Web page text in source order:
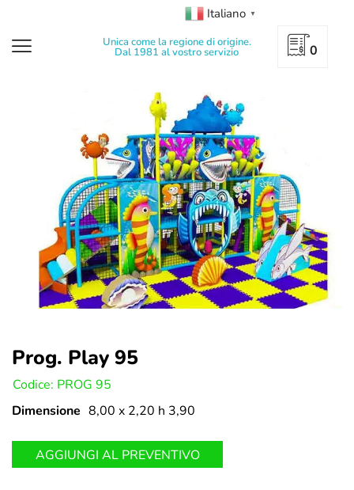
Italiano ▼
Unica come la regione di origine.
Dal 1981 al vostro servizio 0
Prog. Play 95
Codice: PROG 95
Dimensione 8,00 x 2,20 h 3,90
AGGIUNGI AL PREVENTIVO